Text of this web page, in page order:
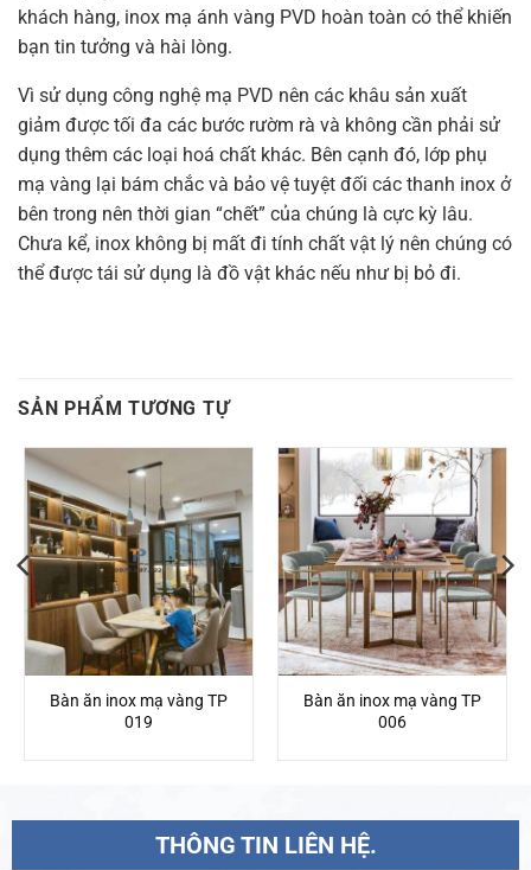
khách hàng, inox mạ ánh vàng PVD hoàn toàn có thể khiến
bạn tin tưởng và hài lòng.
Vì sử dụng công nghệ mạ PVD nên các khâu sản xuất
giảm được tối đa các bước rườm rà và không cần phải sử
dụng thêm các loại hoá chất khác. Bên cạnh đó, lớp phụ
mạ vàng lại bám chắc và bảo vệ tuyệt đối các thanh inox ở
bên trong nên thời gian “chết” của chúng là cực kỳ lâu.
Chưa kể, inox không bị mất đi tính chất vật lý nên chúng có
thể được tái sử dụng là đồ vật khác nếu như bị bỏ đi.
SẢN PHẨM TƯƠNG TỰ
Bàn ăn inox mạ vàng TP
019
Bàn ăn inox mạ vàng TP
006
THÔNG TIN LIÊN HỆ.